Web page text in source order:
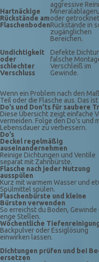
aggressive
Hartnäckige
Rückstände am
Flaschenboden
oder
Rückstände in
zugänglichen
Bereichen.
Undichtigkeit
oder
schlechter
Verschluss
Defekte
falsche
Verschleiß im
Gewinde.
Wenn ein Problem nach den
Teil oder die Flasche aus. Das
Do’s und Don’ts für saubere
Diese Übersicht zeigt einfache
vermeiden. Folge den Do’s und
Lebensdauer zu verbessern.
Do’s
Deckel regelmäßig
auseinandernehmen
Reinige Dichtungen und Ventile
separat mit Zahnbürste.
Flasche nach jeder Nutzung
ausspülen
Kurz mit warmem Wasser und
Spülmittel spülen.
Flaschenbürste und kleine
Bürsten verwenden
So erreichst du Boden, Gewinde
enge Stellen.
Wöchentliche
Backpulver oder Essiglösung
einwirken lassen.
Dichtungen prüfen und bei
ersetzen